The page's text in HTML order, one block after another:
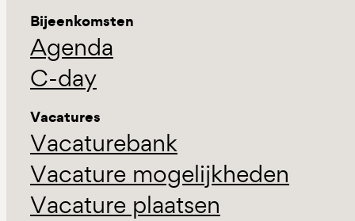
Bijeenkomsten
Agenda
C-day
Vacatures
Vacaturebank
Vacature mogelijkheden
Vacature plaatsen